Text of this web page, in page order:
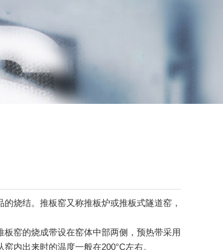
烧结。‌推板窑又称推板炉或推板式隧道窑，
窑的烧成带设在窑体中部两侧，预热带采用
内出来时的温度一般在200°C左右‌。